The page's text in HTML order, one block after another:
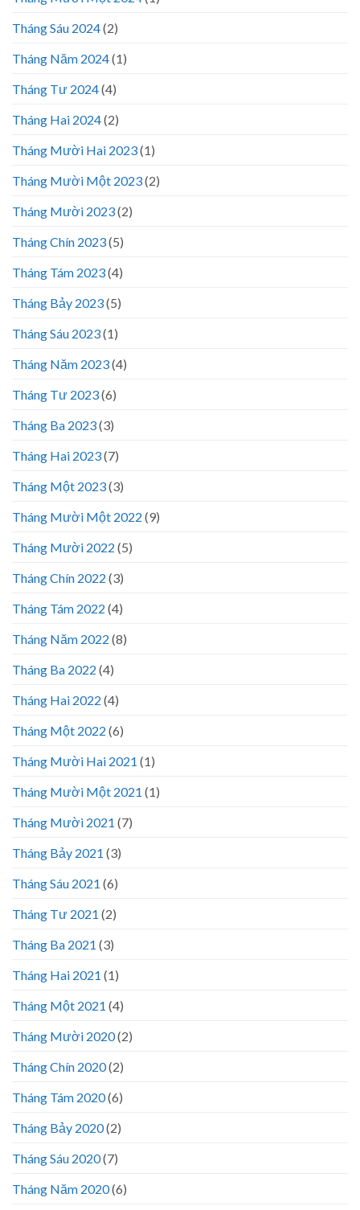
Tháng Sáu 2024(2)
Tháng Năm 2024(1)
Tháng Tư 2024(4)
Tháng Hai 2024(2)
Tháng Mười Hai 2023(1)
Tháng Mười Một 2023(2)
Tháng Mười 2023(2)
Tháng Chín 2023(5)
Tháng Tám 2023(4)
Tháng Bảy 2023(5)
Tháng Sáu 2023(1)
Tháng Năm 2023(4)
Tháng Tư 2023(6)
Tháng Ba 2023(3)
Tháng Hai 2023(7)
Tháng Một 2023(3)
Tháng Mười Một 2022 (9)
Tháng Mười 2022 (5)
Tháng Chín 2022 (3)
Tháng Tám 2022 (4)
Tháng Năm 2022 (8)
Tháng Ba 2022 (4)
Tháng Hai 2022 (4)
Tháng Một 2022 (6)
Tháng Mười Hai 2021 (1)
Tháng Mười Một 2021 (1)
Tháng Mười 2021 (7)
Tháng Bảy 2021 (3)
Tháng Sáu 2021 (6)
Tháng Tư 2021 (2)
Tháng Ba 2021 (3)
Tháng Hai 2021 (1)
Tháng Một 2021 (4)
Tháng Mười 2020(2)
Tháng Chín 2020(2)
Tháng Tám 2020(6)
Tháng Bảy 2020(2)
Tháng Sáu 2020(7)
Tháng Năm 2020(6)